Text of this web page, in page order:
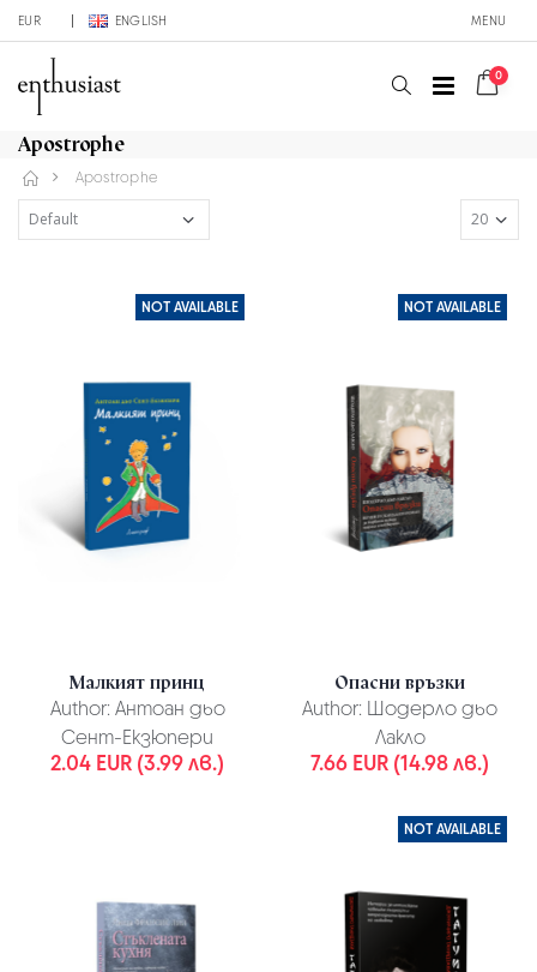
EUR ENGLISH MENU
0
Apostrophe
Apostrophe
NOT AVAILABLE
Малкият принц
Author: Антоан дьо
Сент-Екзюпери
2.04 EUR (3.99 лв.)
NOT AVAILABLE
Опасни връзки
Author: Шодерло дьо
Лакло
7.66 EUR (14.98 лв.)
NOT AVAILABLE